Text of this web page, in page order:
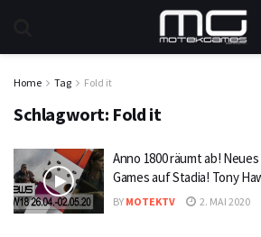
Home Tag Fold it
Schlagwort: Fold it
Anno 1800 räumt ab!
Games auf Stadia! Tony
BY MOTEKTV 2. MAI 2020